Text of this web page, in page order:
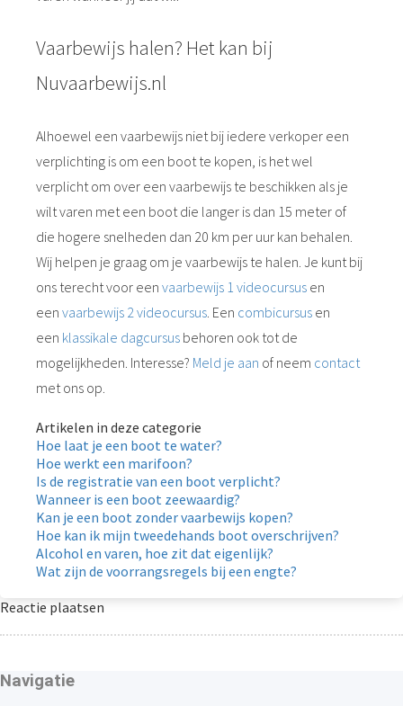
Vaarbewijs halen? Het kan bij
Nuvaarbewijs.nl
Alhoewel een vaarbewijs niet bij iedere verkoper een
verplichting is om een boot te kopen, is het wel
verplicht om over een vaarbewijs te beschikken als je
wilt varen met een boot die langer is dan 15 meter of
die hogere snelheden dan 20 km per uur kan behalen.
Wij helpen je graag om je vaarbewijs te halen. Je kunt bij
ons terecht voor een vaarbewijs 1 videocursus en
een vaarbewijs 2 videocursus . Een combicursus en
een klassikale dagcursus behoren ook tot de
mogelijkheden. Interesse? Meld je aan of neem contact
met ons op.
Artikelen in deze categorie
Hoe laat je een boot te water?
Hoe werkt een marifoon?
Is de registratie van een boot verplicht?
Wanneer is een boot zeewaardig?
Kan je een boot zonder vaarbewijs kopen?
Hoe kan ik mijn tweedehands boot overschrijven?
Alcohol en varen, hoe zit dat eigenlijk?
Wat zijn de voorrangsregels bij een engte?
Reactie plaatsen
Navigatie